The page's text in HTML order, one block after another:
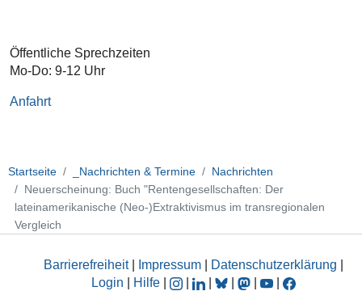
Öffentliche Sprechzeiten
Mo-Do: 9-12 Uhr
Anfahrt
Startseite _Nachrichten & Termine
Nachrichten
Neuerscheinung: Buch "Rentengesellschaften: Der
lateinamerikanische (Neo-)Extraktivismus im transregionalen
Vergleich
Barrierefreiheit| Impressum Datenschutzerklärung
Login
Hilfe